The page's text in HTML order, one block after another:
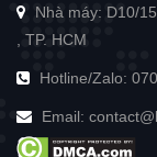
Nhà máy: D10/
, TP. HCM
Hotline/Zalo:
Email: